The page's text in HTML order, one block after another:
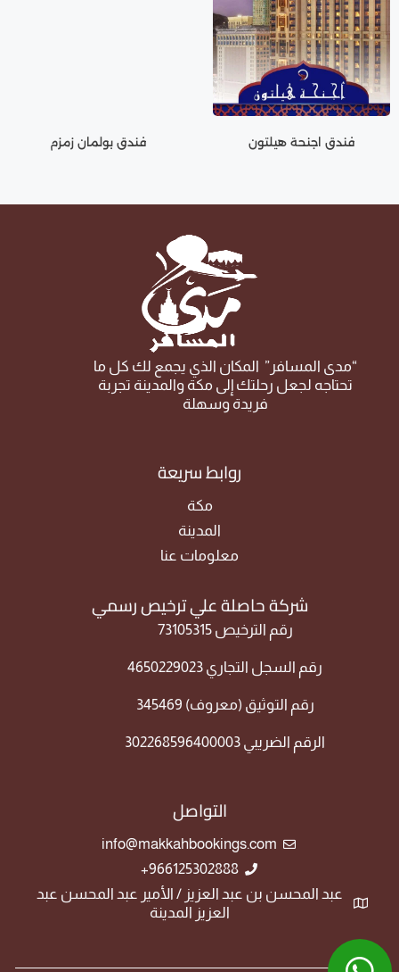
فندق اجنحة هيلتون فندق بولمان زمزم
“مدى المسافر” المكان الذي يجمع لك كل ما
تحتاجه لجعل رحلتك إلى مكة والمدينة تجربة
فريدة وسهلة
روابط سريعة
مكة
المدينة
معلومات عنا
شركة حاصلة علي ترخيص رسمي
رقم الترخيص 73105315
رقم السجل التجاري 4650229023
رقم التوثيق (معروف) 345469
الرقم الضريبي 302268596400003
التواصل
info@makkahbookings.com
966125302888+
عبد المحسن بن عبد العزيز / الأمير عبد المحسن عبد
العزيز المدينة